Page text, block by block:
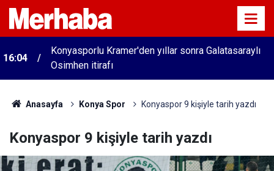
16:04
Konyasporlu Kramer'den yıllar sonra Galatasaraylı
Osimhen itirafı
Anasayfa Konya Spor Konyaspor 9 kişiyle tarih yazdı
Konyaspor 9 kişiyle tarih yazdı